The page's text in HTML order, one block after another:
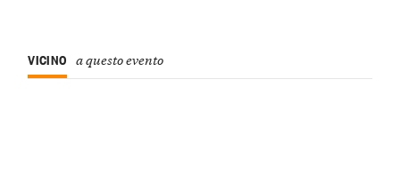
VICINO a questo evento